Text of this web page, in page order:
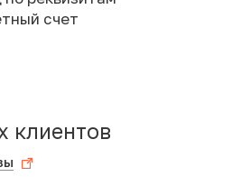
счет
клиентов